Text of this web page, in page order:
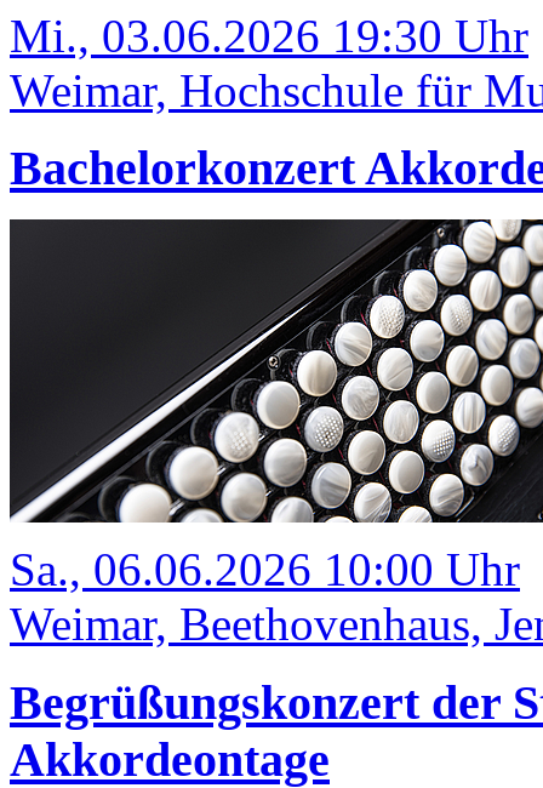
Mi., 03.06.2026 19:30 Uhr
Weimar, Hochschule für
Bachelorkonzert
Sa., 06.06.2026 10:00 Uhr
Weimar, Beethovenhaus,
Begrüßungskonzert der
Akkordeontage